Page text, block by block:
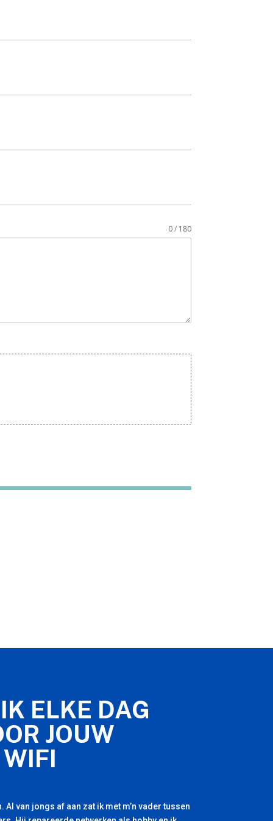
0 / 180
ELKE DAG
JOUW
Al van jongs af aan zat ik met m’n vader tussen